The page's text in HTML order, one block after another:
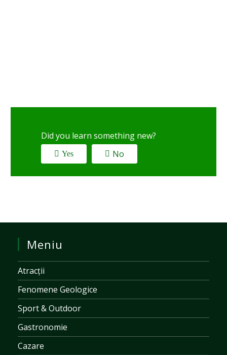
Did you learn something new?
Yes No
Meniu
Atracții
Fenomene Geologice
Sport & Outdoor
Gastronomie
Cazare